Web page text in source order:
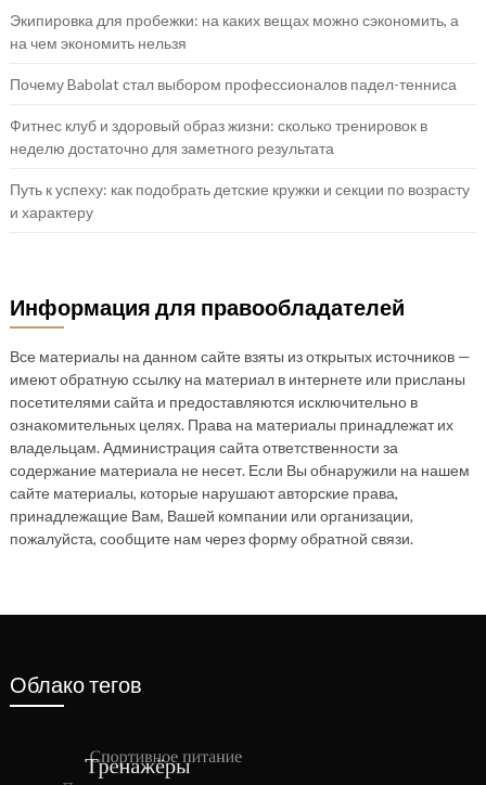
Экипировка для пробежки: на каких вещах можно сэкономить, а
на чем экономить нельзя
Почему Babolat стал выбором профессионалов падел-тенниса
Фитнес клуб и здоровый образ жизни: сколько тренировок в
неделю достаточно для заметного результата
Путь к успеху: как подобрать детские кружки и секции по возрасту
и характеру
Информация для правообладателей
Все материалы на данном сайте взяты из открытых источников —
имеют обратную ссылку на материал в интернете или присланы
посетителями сайта и предоставляются исключительно в
ознакомительных целях. Права на материалы принадлежат их
владельцам. Администрация сайта ответственности за
содержание материала не несет. Если Вы обнаружили на нашем
сайте материалы, которые нарушают авторские права,
принадлежащие Вам, Вашей компании или организации,
пожалуйста, сообщите нам через форму обратной связи.
Облако тегов